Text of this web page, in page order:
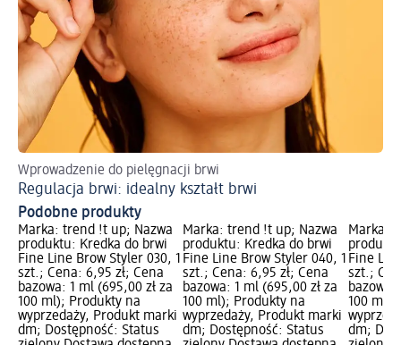
Wprowadzenie do pielęgnacji brwi
Regulacja brwi: idealny kształt brwi
Podobne produkty
Marka: trend !t up; Nazwa
produktu: Kredka do brwi
Fine Line Brow Styler 030, 1
szt.; Cena: 6,95 zł; Cena
bazowa: 1 ml (695,00 zł za
100 ml); Produkty na
wyprzedaży, Produkt marki
dm; Dostępność: Status
Marka: trend !t up; Nazwa
produktu: Kredka do brwi
Fine Line Brow Styler 040, 1
szt.; Cena: 6,95 zł; Cena
bazowa: 1 ml (695,00 zł za
100 ml); Produkty na
wyprzedaży, Produkt marki
dm; Dostępność: Status
Marka:
Fine
szt.;
bazowa:
100 ml);
dm;